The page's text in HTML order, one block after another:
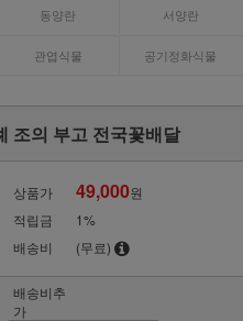
동양란 서양란
관엽식물 공기정화식물
조의 부고 전국꽃배달
상품가 49,000원
적립금
1%
배송비
(무료)
배송비추
가